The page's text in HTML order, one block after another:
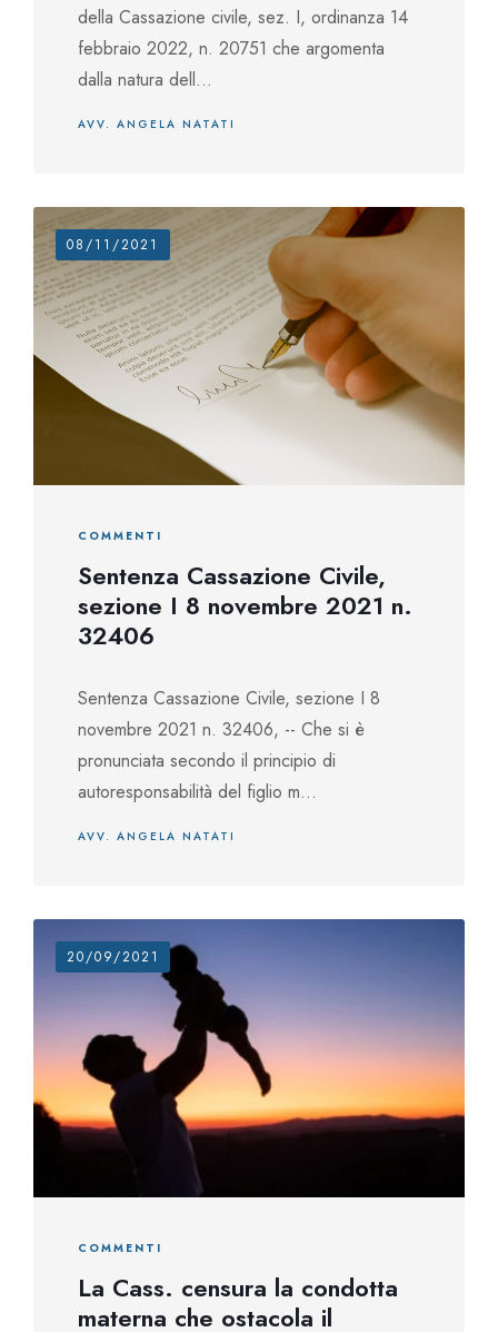
della Cassazione civile, sez. I, ordinanza 14
febbraio 2022, n. 20751 che argomenta
dalla natura dell...
AVV. ANGELA NATATI
08/11/2021
COMMENTI
Sentenza Cassazione Civile,
sezione I 8 novembre 2021 n.
32406
Sentenza Cassazione Civile, sezione I 8
novembre 2021 n. 32406, -- Che si è
pronunciata secondo il principio di
autoresponsabilità del figlio m...
AVV. ANGELA NATATI
20/09/2021
COMMENTI
La Cass. censura la condotta
materna che ostacola il